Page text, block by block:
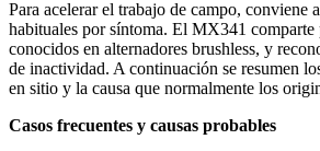
Para acelerar el trabajo de campo, conviene
habituales por síntoma. El MX341 comparte
conocidos en alternadores brushless, y
de inactividad. A continuación se resumen
en sitio y la causa que normalmente los
Casos frecuentes y causas probables